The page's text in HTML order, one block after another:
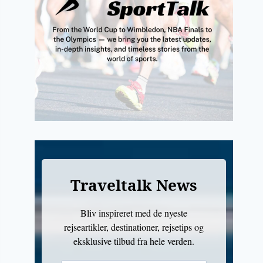
Traveltalk News
Bliv inspireret med de nyeste
rejseartikler, destinationer, rejsetips og
eksklusive tilbud fra hele verden.